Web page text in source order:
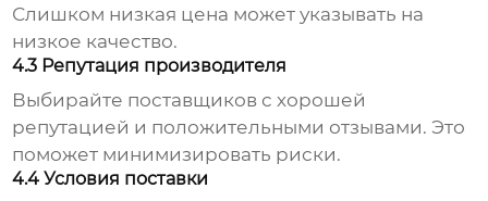
Слишком низкая цена может указывать на
низкое качество.
4.3 Репутация производителя
Выбирайте поставщиков с хорошей
репутацией и положительными отзывами. Это
поможет минимизировать риски.
4.4 Условия поставки